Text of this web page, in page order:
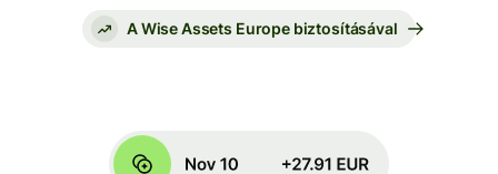
A Wise Assets Europe biztosításával